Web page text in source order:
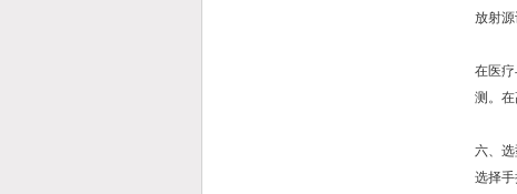
放射源
在医
测。
六、
选择